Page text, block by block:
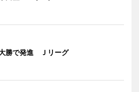
勝で発進 Ｊリーグ